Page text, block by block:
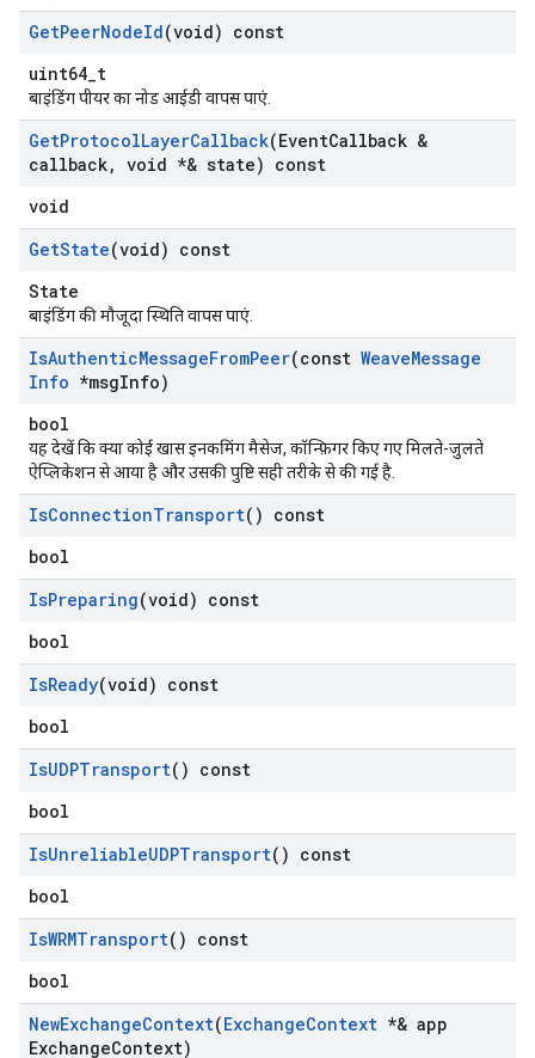
GetPeerNodeId(void) const
uint64_t
बाइंडिंग पीयर का नोड आईडी वापस पाएं.
GetProtocolLayerCallback(EventCallback &
callback, void *& state) const
void
GetState(void) const
State
बाइंडिंग की मौजूदा स्थिति वापस पाएं.
IsAuthenticMessageFromPeer(const WeaveMessage
Info *msgInfo)
bool
यह देखें कि क्या कोई खास इनकमिंग मैसेज, कॉन्फ़िगर किए गए मिलते-जुलते
ऐप्लिकेशन से आया है और उसकी पुष्टि सही तरीके से की गई है.
IsConnectionTransport() const
bool
IsPreparing(void) const
bool
IsReady(void) const
bool
IsUDPTransport() const
bool
IsUnreliableUDPTransport() const
bool
IsWRMTransport() const
bool
NewExchangeContext(ExchangeContext *& app
ExchangeContext)